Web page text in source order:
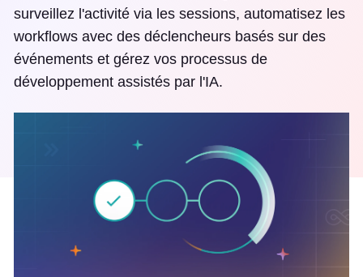
surveillez l'activité via les sessions, automatisez les
workflows avec des déclencheurs basés sur des
événements et gérez vos processus de
développement assistés par l'IA.